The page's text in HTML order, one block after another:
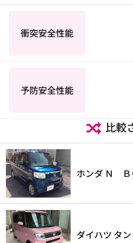
衝突安全性能
予防安全性能
比較
ホンダ Ｎ Ｂ
ダイハツ タン